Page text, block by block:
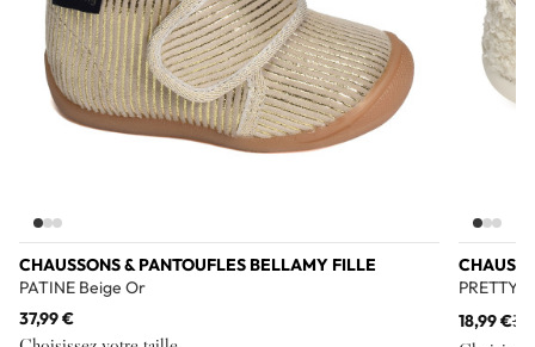
CHAUSSONS & PANTOUFLES BELLAMY FILLE
PATINE Beige Or
37,99 €
PRETTY
18,99 €